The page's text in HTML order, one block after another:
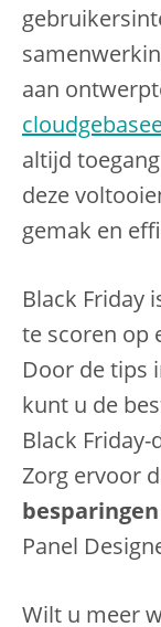
aan
altijd
deze
gemak en
Black Friday
te scoren op
Door de tips
kunt u de
Black
Zorg ervoor
Panel
Wilt u meer